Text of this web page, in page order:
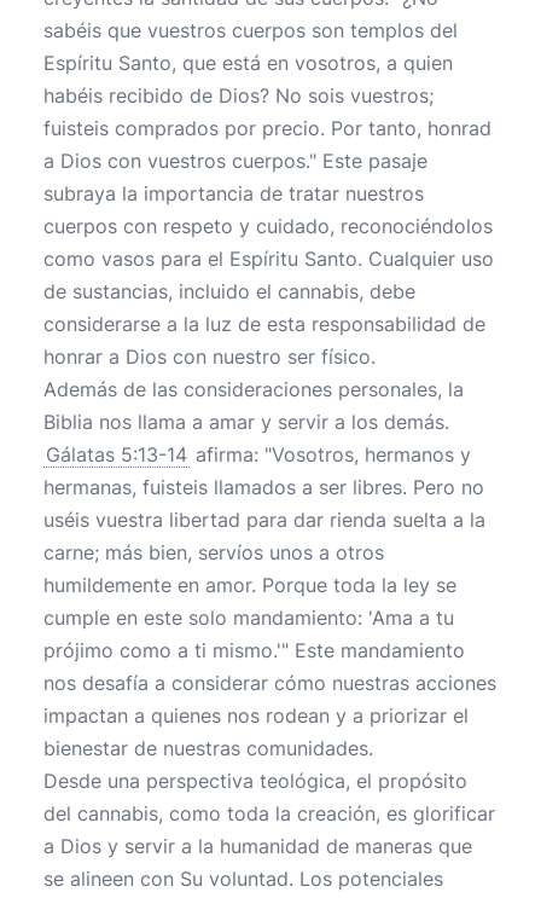
sabéis que vuestros cuerpos son templos del
Espíritu Santo, que está en vosotros, a quien
habéis recibido de Dios? No sois vuestros;
fuisteis comprados por precio. Por tanto, honrad
a Dios con vuestros cuerpos." Este pasaje
subraya la importancia de tratar nuestros
cuerpos con respeto y cuidado, reconociéndolos
como vasos para el Espíritu Santo. Cualquier uso
de sustancias, incluido el cannabis, debe
considerarse a la luz de esta responsabilidad de
honrar a Dios con nuestro ser físico.
Además de las consideraciones personales, la
Biblia nos llama a amar y servir a los demás.
Gálatas 5:13-14 afirma: "Vosotros, hermanos y
hermanas, fuisteis llamados a ser libres. Pero no
uséis vuestra libertad para dar rienda suelta a la
carne; más bien, servíos unos a otros
humildemente en amor. Porque toda la ley se
cumple en este solo mandamiento: 'Ama a tu
prójimo como a ti mismo.'" Este mandamiento
nos desafía a considerar cómo nuestras acciones
impactan a quienes nos rodean y a priorizar el
bienestar de nuestras comunidades.
Desde una perspectiva teológica, el propósito
del cannabis, como toda la creación, es glorificar
a Dios y servir a la humanidad de maneras que
se alineen con Su voluntad. Los potenciales